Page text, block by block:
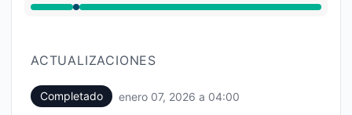
Mantenimiento de 3:40 AM a 4:00 AM
ACTUALIZACIONES
Completado enero 07, 2026 a 04:00